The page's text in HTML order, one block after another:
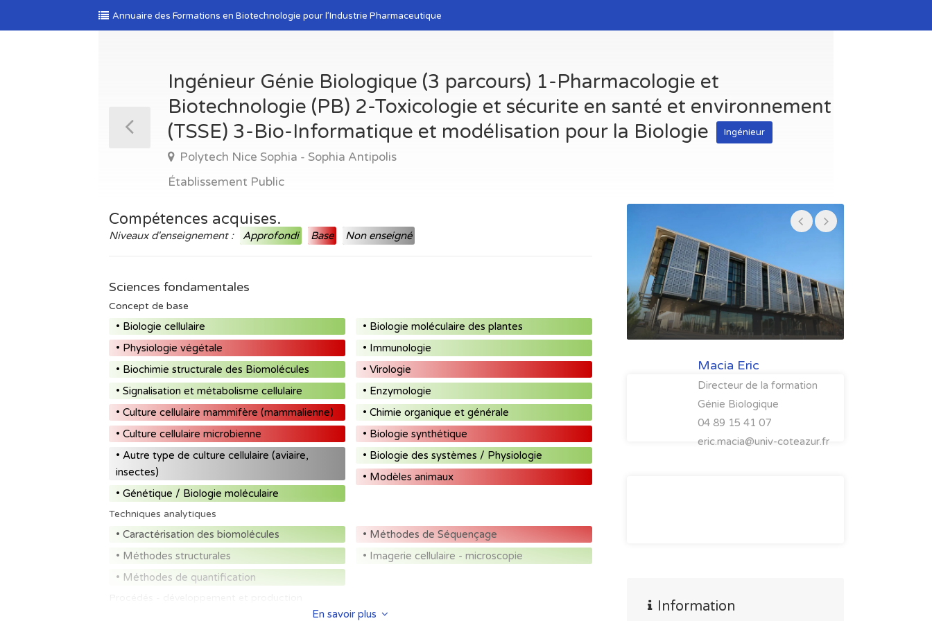
Annuaire des Formations en Biotechnologie pour l’Industrie Pharmaceutique
Ingénieur Génie Biologique (3 parcours) 1-Pharmacologie et
Biotechnologie (PB) 2-Toxicologie et sécurite en santé et environnement
(TSSE) 3-Bio-Informatique et modélisation pour la Biologie
Ingénieur
Polytech Nice Sophia - Sophia Antipolis
Établissement Public
Compétences acquises.
Niveaux d'enseignement : Approfondi Base Non enseigné
Sciences fondamentales
Concept de base
• Biologie cellulaire
• Physiologie végétale
• Biochimie structurale des Biomolécules
• Signalisation et métabolisme cellulaire
• Culture cellulaire mammifère (mammalienne)
• Culture cellulaire microbienne
• Autre type de culture cellulaire (aviaire,
insectes)
• Génétique / Biologie moléculaire
• Biologie moléculaire des plantes
• Immunologie
• Virologie
• Enzymologie
• Chimie organique et générale
• Biologie synthétique
• Biologie des systèmes / Physiologie
• Modèles animaux
Techniques analytiques
• Caractérisation des biomolécules
• Méthodes structurales
• Méthodes de quantification
• Méthodes de Séquençage
• Imagerie cellulaire - microscopie
• Production d'acides nucléiques thérapeutiques
En savoir plus
Macia Eric
Directeur de la formation
Génie Biologique
04 89 15 41 07
eric.macia@univ-coteazur.fr
Information